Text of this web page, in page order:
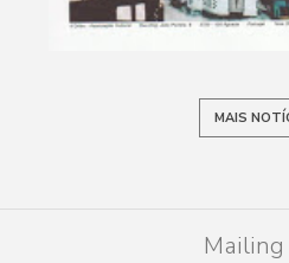
MAIS